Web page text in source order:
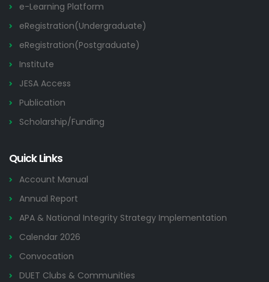
e-Learning Platform
eRegistration(Undergraduate)
eRegistration(Postgraduate)
Institute
JESA Access
Publication
Scholarship/Funding
Quick Links
Account Manual
Annual Report
APA & National Integrity Strategy Implementation
Calendar 2026
Convocation
DUET Clubs & Communities